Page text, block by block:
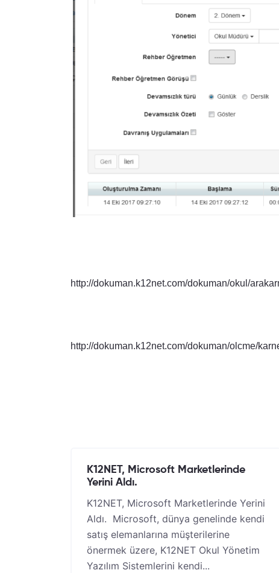
http://dokuman.k12net.com/dokuman/okul/
http://dokuman.k12net.com/dokuman/olcme/
K12NET, Microsoft Marketlerinde
Yerini Aldı.
K12NET, Microsoft Marketlerinde Yerini
Aldı. Microsoft, dünya genelinde kendi
satış elemanlarına müşterilerine
önermek üzere, K12NET Okul Yönetim
Yazılım Sistemlerini kendi...